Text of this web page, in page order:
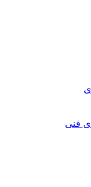
فنی